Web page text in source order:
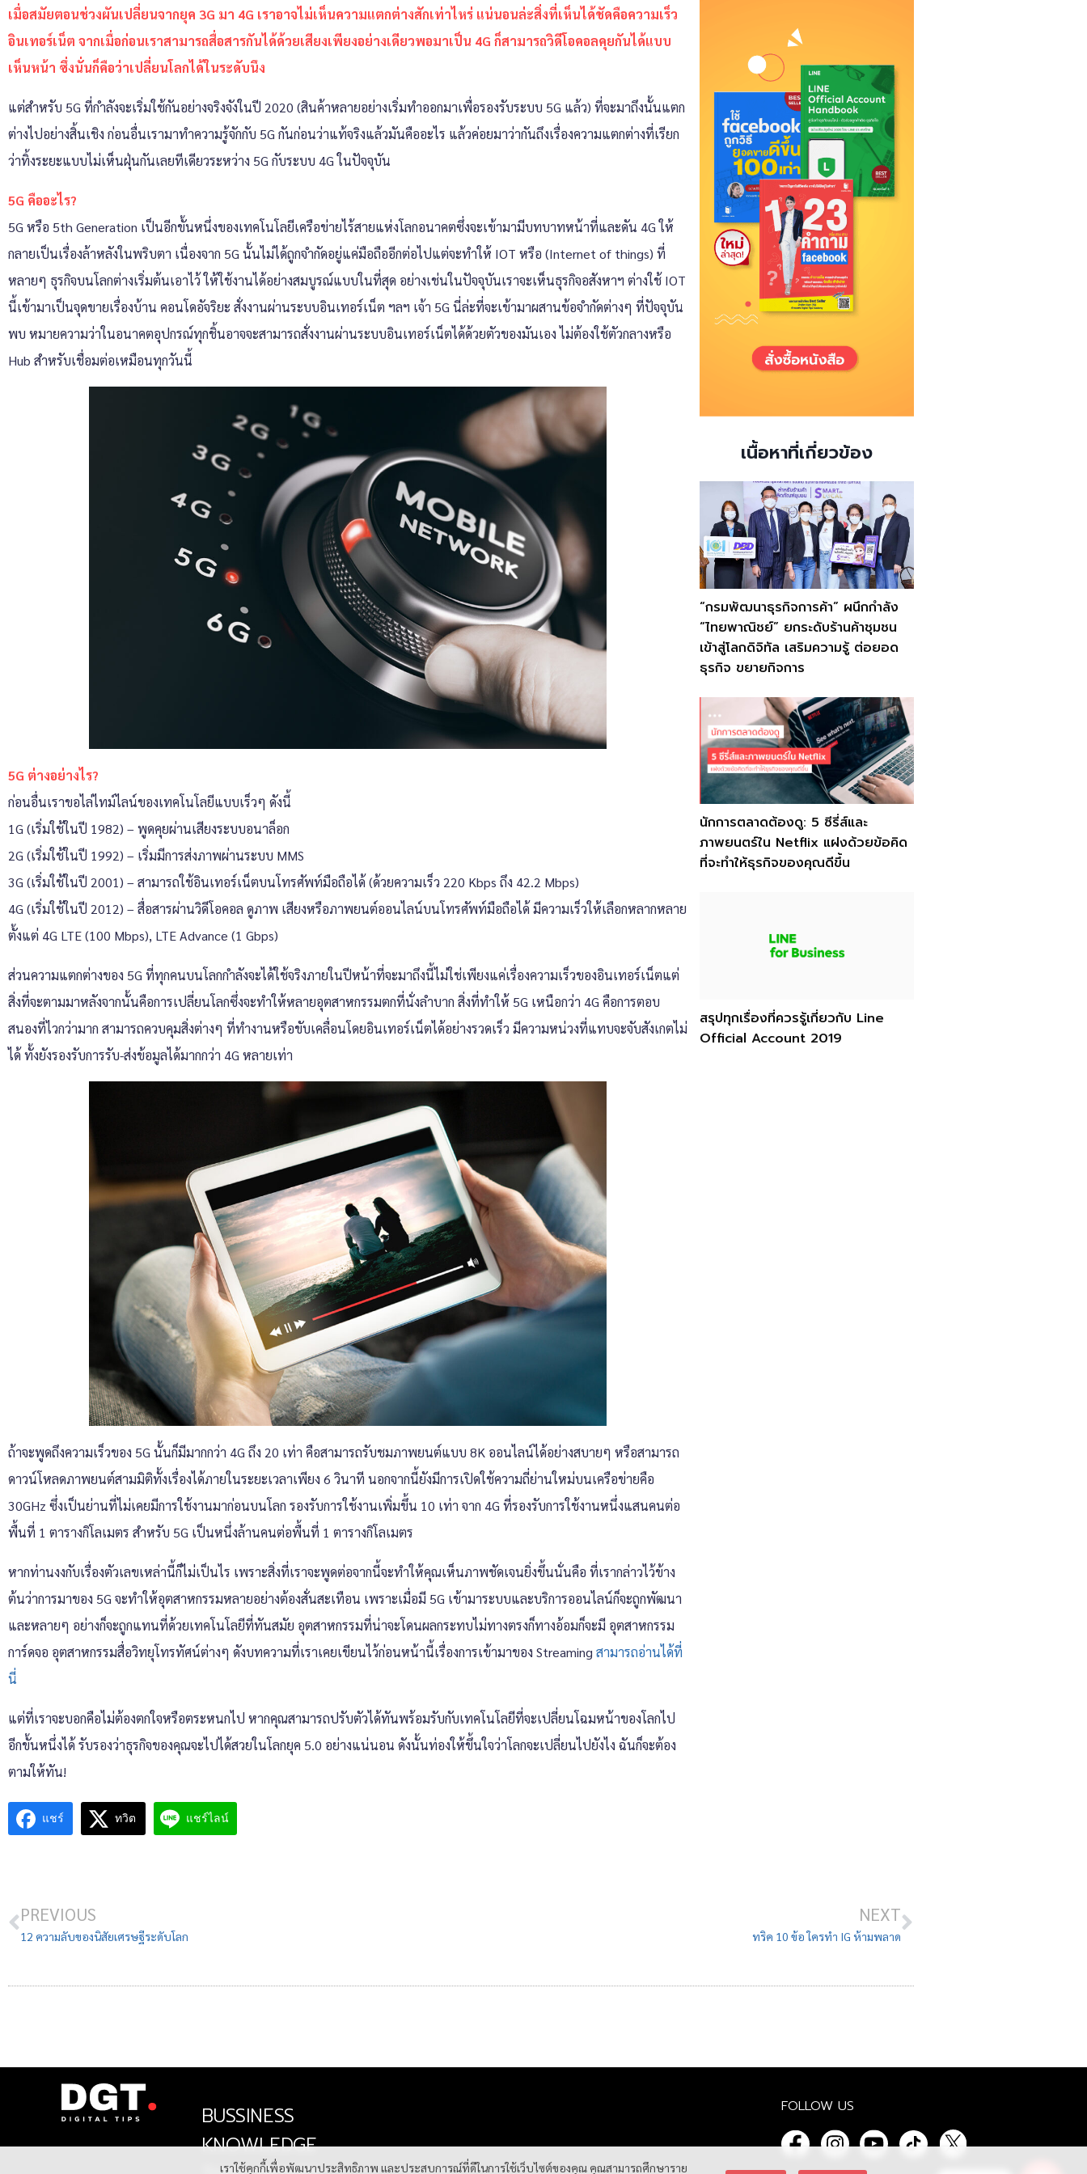
เมื่อสมัยตอนช่วงผันเปลี่ยนจากยุค 3G มา 4G เราอาจไม่เห็นความแตกต่างสักเท่าไหร่ แน่นอนล่ะสิ่งที่เห็นได้ชัดคือความเร็ว
อินเทอร์เน็ต จากเมื่อก่อนเราสามารถสื่อสารกันได้ด้วยเสียงเพียงอย่างเดียวพอมาเป็น 4G ก็สามารถวิดีโอคอลคุยกันได้แบบ
เห็นหน้า ซึ่งนั่นก็คือว่าเปลี่ยนโลกได้ในระดับนึง
แต่สำหรับ 5G ที่กำลังจะเริ่มใช้กันอย่างจริงจังในปี 2020 (สินค้าหลายอย่างเริ่มทำออกมาเพื่อรองรับระบบ 5G แล้ว) ที่จะมาถึงนั้นแตก
ต่างไปอย่างสิ้นเชิง ก่อนอื่นเรามาทำความรู้จักกับ 5G กันก่อนว่าแท้จริงแล้วมันคืออะไร แล้วค่อยมาว่ากันถึงเรื่องความแตกต่างที่เรียก
ว่าทิ้งระยะแบบไม่เห็นฝุ่นกันเลยทีเดียวระหว่าง 5G กับระบบ 4G ในปัจจุบัน
5G คืออะไร?
5G หรือ 5th Generation เป็นอีกขั้นหนึ่งของเทคโนโลยีเครือข่ายไร้สายแห่งโลกอนาคตซึ่งจะเข้ามามีบทบาทหน้าที่และดัน 4G ให้
กลายเป็นเรื่องล้าหลังในพริบตา เนื่องจาก 5G นั้นไม่ได้ถูกจำกัดอยู่แค่มือถืออีกต่อไปแต่จะทำให้ IOT หรือ (Internet of things) ที่
หลายๆ ธุรกิจบนโลกต่างเริ่มต้นเอาไว้ ให้ใช้งานได้อย่างสมบูรณ์แบบในที่สุด อย่างเช่นในปัจจุบันเราจะเห็นธุรกิจอสังหาฯ ต่างใช้ IOT
นี้เข้ามาเป็นจุดขายเรื่องบ้าน คอนโดอัจริยะ สั่งงานผ่านระบบอินเทอร์เน็ต ฯลฯ เจ้า 5G นี่ล่ะที่จะเข้ามาผสานข้อจำกัดต่างๆ ที่ปัจจุบัน
พบ หมายความว่าในอนาคตอุปกรณ์ทุกชิ้นอาจจะสามารถสั่งงานผ่านระบบอินเทอร์เน็ตได้ด้วยตัวของมันเอง ไม่ต้องใช้ตัวกลางหรือ
Hub สำหรับเชื่อมต่อเหมือนทุกวันนี้
5G ต่างอย่างไร?
ก่อนอื่นเราขอไล่ไทม์ไลน์ของเทคโนโลยีแบบเร็วๆ ดังนี้
1G (เริ่มใช้ในปี 1982) – พูดคุยผ่านเสียงระบบอนาล็อก
2G (เริ่มใช้ในปี 1992) – เริ่มมีการส่งภาพผ่านระบบ MMS
3G (เริ่มใช้ในปี 2001) – สามารถใช้อินเทอร์เน็ตบนโทรศัพท์มือถือได้ (ด้วยความเร็ว 220 Kbps ถึง 42.2 Mbps)
4G (เริ่มใช้ในปี 2012) – สื่อสารผ่านวิดีโอคอล ดูภาพ เสียงหรือภาพยนต์ออนไลน์บนโทรศัพท์มือถือได้ มีความเร็วให้เลือกหลากหลาย
ตั้งแต่ 4G LTE (100 Mbps), LTE Advance (1 Gbps)
ส่วนความแตกต่างของ 5G ที่ทุกคนบนโลกกำลังจะได้ใช้จริงภายในปีหน้าที่จะมาถึงนี้ไม่ใช่เพียงแค่เรื่องความเร็วของอินเทอร์เน็ตแต่
สิ่งที่จะตามมาหลังจากนั้นคือการเปลี่ยนโลกซึ่งจะทำให้หลายอุตสาหกรรมตกที่นั่งลำบาก สิ่งที่ทำให้ 5G เหนือกว่า 4G คือการตอบ
สนองที่ไวกว่ามาก สามารถควบคุมสิ่งต่างๆ ที่ทำงานหรือขับเคลื่อนโดยอินเทอร์เน็ตได้อย่างรวดเร็ว มีความหน่วงที่แทบจะจับสังเกตไม่
ได้ ทั้งยังรองรับการรับ-ส่งข้อมูลได้มากกว่า 4G หลายเท่า
ถ้าจะพูดถึงความเร็วของ 5G นั้นก็มีมากกว่า 4G ถึง 20 เท่า คือสามารถรับชมภาพยนต์แบบ 8K ออนไลน์ได้อย่างสบายๆ หรือสามารถ
ดาวน์โหลดภาพยนต์สามมิติทั้งเรื่องได้ภายในระยะเวลาเพียง 6 วินาที นอกจากนี้ยังมีการเปิดใช้ความถี่ย่านใหม่บนเครือข่ายคือ
30GHz ซึ่งเป็นย่านที่ไม่เคยมีการใช้งานมาก่อนบนโลก รองรับการใช้งานเพิ่มขึ้น 10 เท่า จาก 4G ที่รองรับการใช้งานหนึ่งแสนคนต่อ
พื้นที่ 1 ตารางกิโลเมตร สำหรับ 5G เป็นหนึ่งล้านคนต่อพื้นที่ 1 ตารางกิโลเมตร
หากท่านงงกับเรื่องตัวเลขเหล่านี้ก็ไม่เป็นไร เพราะสิ่งที่เราจะพูดต่อจากนี้จะทำให้คุณเห็นภาพชัดเจนยิ่งขึ้นนั่นคือ ที่เรากล่าวไว้ข้าง
ต้นว่าการมาของ 5G จะทำให้อุตสาหกรรมหลายอย่างต้องสั่นสะเทือน เพราะเมื่อมี 5G เข้ามาระบบและบริการออนไลน์ก็จะถูกพัฒนา
และหลายๆ อย่างก็จะถูกแทนที่ด้วยเทคโนโลยีที่ทันสมัย อุตสาหกรรมที่น่าจะโดนผลกระทบไม่ทางตรงก็ทางอ้อมก็จะมี อุตสาหกรรม
การ์ดจอ อุตสาหกรรมสื่อวิทยุโทรทัศน์ต่างๆ ดังบทความที่เราเคยเขียนไว้ก่อนหน้านี้เรื่องการเข้ามาของ Streaming สามารถอ่านได้ที่
นี่
แต่ที่เราจะบอกคือไม่ต้องตกใจหรือตระหนกไป หากคุณสามารถปรับตัวได้ทันพร้อมรับกับเทคโนโลยีที่จะเปลี่ยนโฉมหน้าของโลกไป
อีกขั้นหนึ่งได้ รับรองว่าธุรกิจของคุณจะไปได้สวยในโลกยุค 5.0 อย่างแน่นอน ดังนั้นท่องให้ขึ้นใจว่าโลกจะเปลี่ยนไปยังไง ฉันก็จะต้อง
ตามให้ทัน!
แชร์ ทวิต แชร์ไลน์
เนื้อหาที่เกี่ยวข้อง
“กรมพัฒนาธุรกิจการค้า” ผนึกกำลัง
“ไทยพาณิชย์” ยกระดับร้านค้าชุมชน
เข้าสู่โลกดิจิทัล เสริมความรู้ ต่อยอด
ธุรกิจ ขยายกิจการ
นักการตลาดต้องดู: 5 ซีรี่ส์และ
ภาพยนตร์ใน Netflix แฝงด้วยข้อคิด
ที่จะทำให้ธุรกิจของคุณดีขึ้น
สรุปทุกเรื่องที่ควรรู้เกี่ยวกับ Line
Official Account 2019
PREVIOUS
12 ความลับของนิสัยเศรษฐีระดับโลก
NEXT
ทริค 10 ข้อ ใครทำ IG ห้ามพลาด
BUSSINESS
KNOWLEDGE
FOLLOW US
เราใช้คุกกี้เพื่อพัฒนาประสิทธิภาพ และประสบการณ์ที่ดีในการใช้เว็บไซต์ของคุณ คุณสามารถศึกษาราย